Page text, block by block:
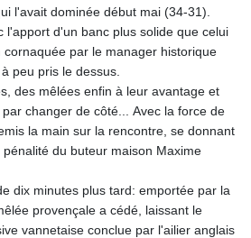
l'avait dominée début mai (34-31).
l'apport d'un banc plus solide que celui
par le manager historique
peu pris le dessus.
des mêlées enfin à leur avantage et
changer de côté... Avec la force de
la main sur la rencontre, se donnant
du buteur maison Maxime
dix minutes plus tard: emportée par la
provençale a cédé, laissant le
vannetaise conclue par l'ailier anglais